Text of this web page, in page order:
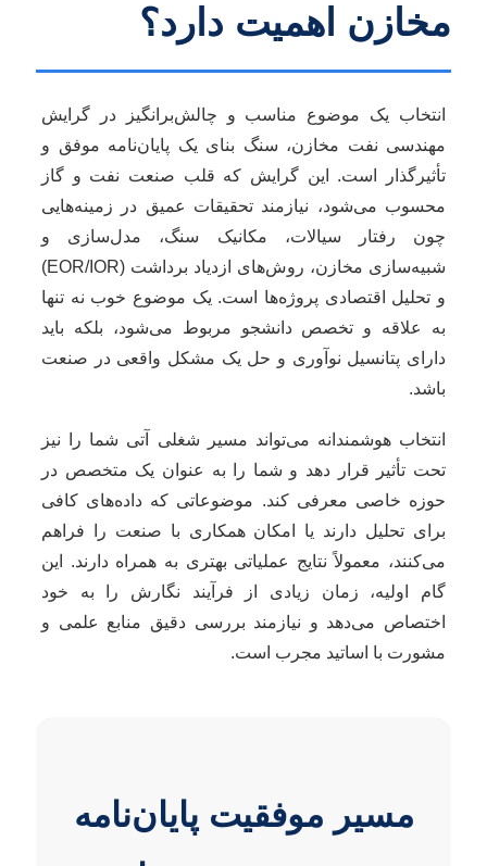
مخازن اهمیت دارد؟
انتخاب یک موضوع مناسب و چالش‌برانگیز در گرایش
مهندسی نفت مخازن، سنگ بنای یک پایان‌نامه موفق و
تأثیرگذار است. این گرایش که قلب صنعت نفت و گاز
محسوب می‌شود، نیازمند تحقیقات عمیق در زمینه‌هایی
چون رفتار سیالات، مکانیک سنگ، مدل‌سازی و
شبیه‌سازی مخازن، روش‌های ازدیاد برداشت (EOR/IOR)
و تحلیل اقتصادی پروژه‌ها است. یک موضوع خوب نه تنها
به علاقه و تخصص دانشجو مربوط می‌شود، بلکه باید
دارای پتانسیل نوآوری و حل یک مشکل واقعی در صنعت
باشد.
انتخاب هوشمندانه می‌تواند مسیر شغلی آتی شما را نیز
تحت تأثیر قرار دهد و شما را به عنوان یک متخصص در
حوزه خاصی معرفی کند. موضوعاتی که داده‌های کافی
برای تحلیل دارند یا امکان همکاری با صنعت را فراهم
می‌کنند، معمولاً نتایج عملیاتی بهتری به همراه دارند. این
گام اولیه، زمان زیادی از فرآیند نگارش را به خود
اختصاص می‌دهد و نیازمند بررسی دقیق منابع علمی و
مشورت با اساتید مجرب است.
مسیر موفقیت پایان‌نامه